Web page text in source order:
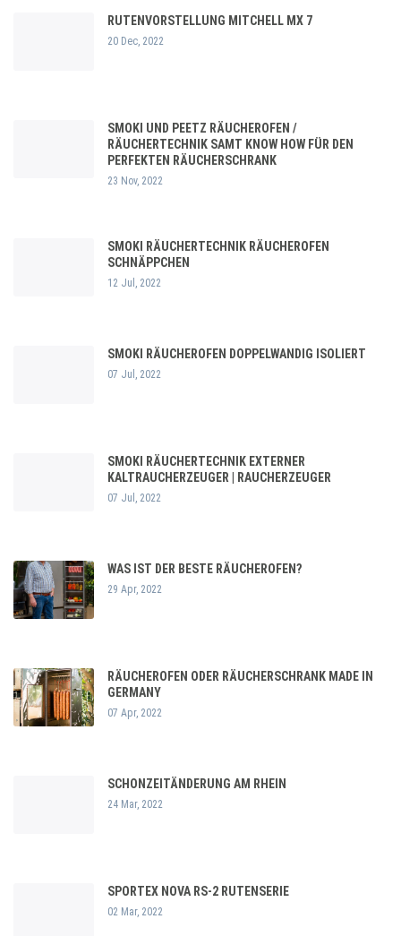
RUTENVORSTELLUNG MITCHELL MX 7
20 Dec, 2022
SMOKI UND PEETZ RÄUCHEROFEN /
RÄUCHERTECHNIK SAMT KNOW HOW FÜR DEN
PERFEKTEN RÄUCHERSCHRANK
23 Nov, 2022
SMOKI RÄUCHERTECHNIK RÄUCHEROFEN
SCHNÄPPCHEN
12 Jul, 2022
SMOKI RÄUCHEROFEN DOPPELWANDIG ISOLIERT
07 Jul, 2022
SMOKI RÄUCHERTECHNIK EXTERNER
KALTRAUCHERZEUGER | RAUCHERZEUGER
07 Jul, 2022
WAS IST DER BESTE RÄUCHEROFEN?
29 Apr, 2022
RÄUCHEROFEN ODER RÄUCHERSCHRANK MADE IN
GERMANY
07 Apr, 2022
SCHONZEITÄNDERUNG AM RHEIN
24 Mar, 2022
SPORTEX NOVA RS-2 RUTENSERIE
02 Mar, 2022